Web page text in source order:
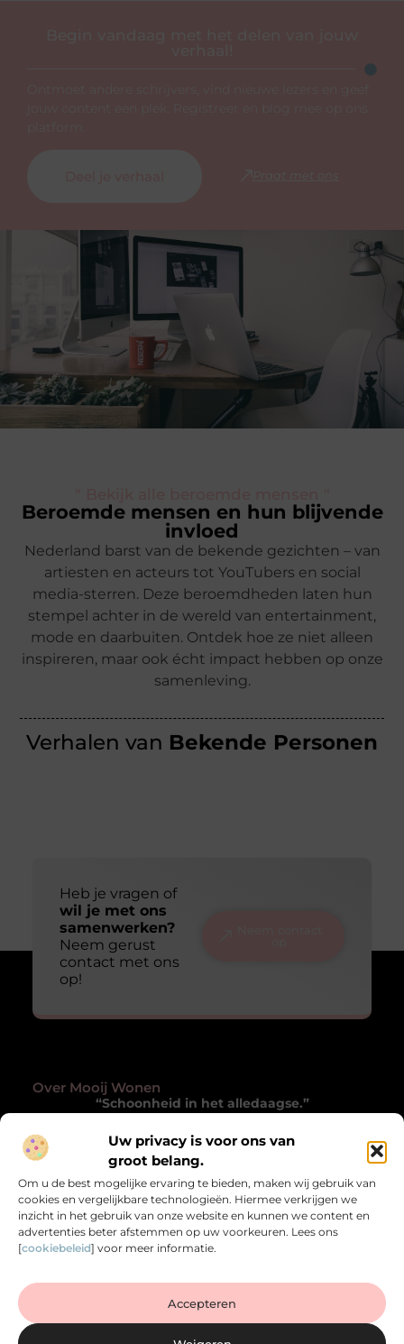
Uw privacy is voor ons van
groot belang.
Om u de best mogelijke ervaring te bieden, maken wij gebruik van
cookies en vergelijkbare technologieën. Hiermee verkrijgen we
inzicht in het gebruik van onze website en kunnen we content en
advertenties beter afstemmen op uw voorkeuren. Lees ons
[cookiebeleid] voor meer informatie.
Accepteren
Beroemde mensen en hun blijvende
invloed
Nederland barst van de bekende gezichten – van
artiesten en acteurs tot YouTubers en social
media-sterren. Deze beroemdheden laten hun
stempel achter in de wereld van entertainment,
mode en daarbuiten. Ontdek hoe ze niet alleen
inspireren, maar ook écht impact hebben op onze
samenleving.
Verhalen van Bekende Personen
Heb je vragen of
wil je met ons
samenwerken?
Neem gerust
contact met ons
op!
Over Mooij Wonen
“Schoonheid in het alledaagse.”
Mooijwonen.nl laat je met andere ogen kijken naar
wonen. Inspirerende blogs die verwonderen, verrijken
en het gewone bijzonder maken.
Onze informatie
Bericht categorie